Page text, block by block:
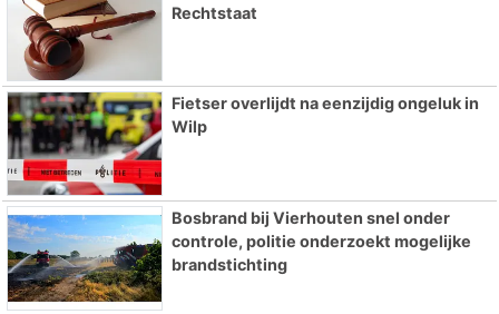
Rechtstaat
Fietser overlijdt na eenzijdig ongeluk in
Wilp
Bosbrand bij Vierhouten snel onder
controle, politie onderzoekt mogelijke
brandstichting